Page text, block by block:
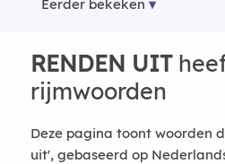
Eerder bekeken
RENDEN UIT
rijmwoorden
Deze pagina toont woorden
uit', gebaseerd op